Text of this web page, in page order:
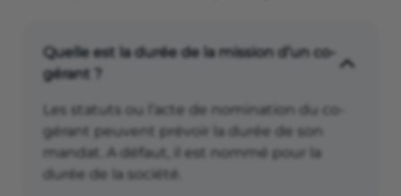
Quelle est la durée de la mission d’un co-
gérant ?
Les statuts ou l’acte de nomination du co-
gérant peuvent prévoir la durée de son
mandat. A défaut, il est nommé pour la
durée de la société.